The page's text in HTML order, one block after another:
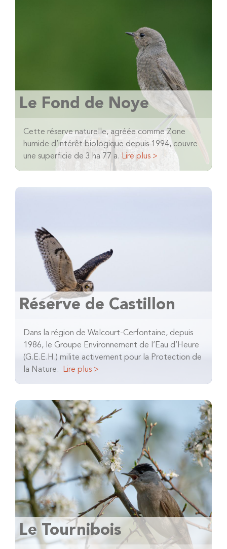
Le Fond de Noye
Cette réserve naturelle, agréée comme Zone
humide d’intérêt biologique depuis 1994, couvre
une superficie de 3 ha 77 a. Lire plus >
Réserve de Castillon
Dans la région de Walcourt-Cerfontaine, depuis
1986, le Groupe Environnement de l’Eau d’Heure
(G.E.E.H.) milite activement pour la Protection de
la Nature.
Lire plus >
Le Tournibois